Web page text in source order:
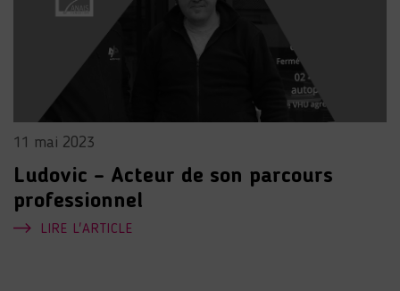
11 mai 2023
Ludovic – Acteur de son parcours
professionnel
LIRE L'ARTICLE